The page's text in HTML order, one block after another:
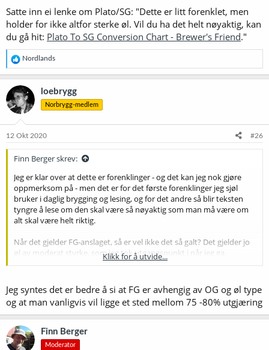
Satte inn ei lenke om Plato/SG: "Dette er litt forenklet, men
holder for ikke altfor sterke øl. Vil du ha det helt nøyaktig, kan
du gå hit: Plato To SG Conversion Chart - Brewer's Friend."
R
e
a
k
s
j
o
e
Nordlands
loebrygg
Norbrygg-medlem
12 Okt 2020 #26
Finn Berger skrev:
Jeg er klar over at dette er forenklinger - og det kan jeg nok gjøre
oppmerksom på - men det er for det første forenklinger jeg sjøl
bruker i daglig brygging og lesing, og for det andre så blir teksten
tyngre å lese om den skal være så nøyaktig som man må være om
alt skal være helt riktig.
Når det gjelder FG-anslaget, så er vel ikke det så galt? Det gjelder jo
øl av moderat styrke, som jeg tok utgangspunkt i når jeg ga
eksempel på OG, og jeg tar dessuten forbehold med "oftest". Men
Klikk for å utvide...
Jeg syntes det er bedre å si at FG er avhengig av OG og øl type
og at man vanligvis vil ligge et sted mellom 75 -80% utgjæring
Finn Berger
Moderator